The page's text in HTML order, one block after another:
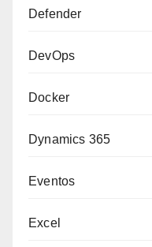
Defender
DevOps
Docker
Dynamics 365
Eventos
Excel